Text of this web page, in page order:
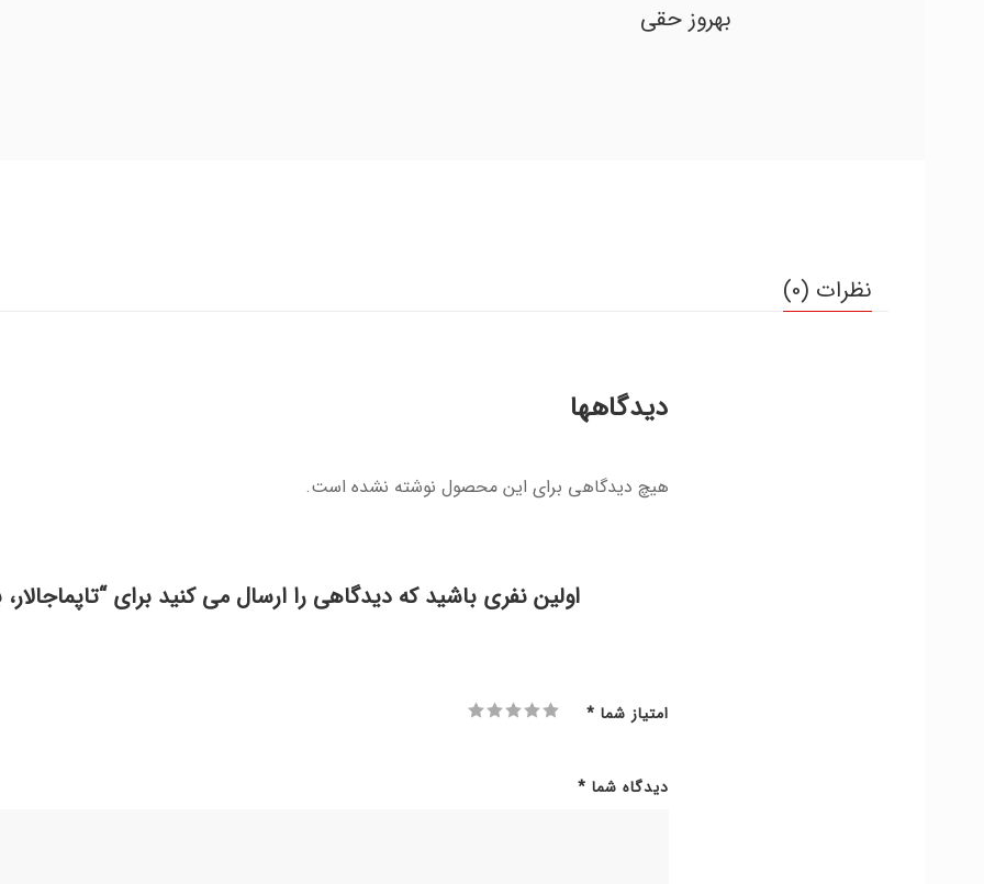
بهروز حقی
نظرات (0)
دیدگاهها
هیچ دیدگاهی برای این محصول نوشته نشده است.
اولین نفری باشید که دیدگاهی را ارسال می کنید برای “تاپماجالار،
امتیاز شما *
دیدگاه شما *